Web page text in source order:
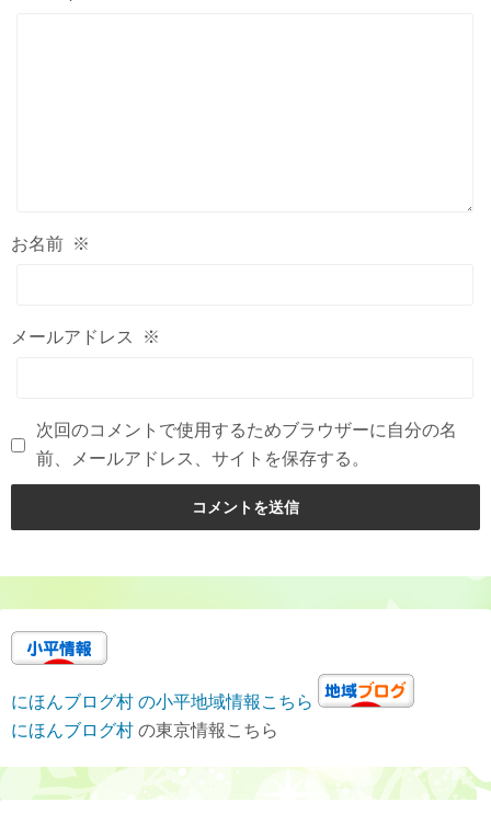
お名前 ※
メールアドレス ※
次回のコメントで使用するためブラウザーに自分の名
前、メールアドレス、サイトを保存する。
にほんブログ村 の小平地域情報こちら
にほんブログ村 の東京情報こちら